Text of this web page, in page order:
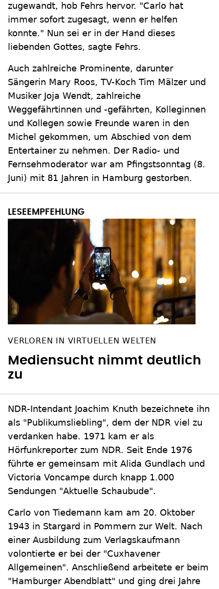
zugewandt, hob Fehrs hervor. "Carlo hat
immer sofort zugesagt, wenn er helfen
konnte." Nun sei er in der Hand dieses
liebenden Gottes, sagte Fehrs.
Auch zahlreiche Prominente, darunter
Sängerin Mary Roos, TV-Koch Tim Mälzer und
Musiker Joja Wendt, zahlreiche
Weggefährtinnen und -gefährten, Kolleginnen
und Kollegen sowie Freunde waren in den
Michel gekommen, um Abschied von dem
Entertainer zu nehmen. Der Radio- und
Fernsehmoderator war am Pfingstsonntag (8.
Juni) mit 81 Jahren in Hamburg gestorben.
VERLOREN IN VIRTUELLEN WELTEN
Mediensucht nimmt deutlich
zu
NDR-Intendant Joachim Knuth bezeichnete ihn
als "Publikumsliebling", dem der NDR viel zu
verdanken habe. 1971 kam er als
Hörfunkreporter zum NDR. Seit Ende 1976
führte er gemeinsam mit Alida Gundlach und
Victoria Voncampe durch knapp 1.000
Sendungen "Aktuelle Schaubude".
Carlo von Tiedemann kam am 20. Oktober
1943 in Stargard in Pommern zur Welt. Nach
einer Ausbildung zum Verlagskaufmann
volontierte er bei der "Cuxhavener
Allgemeinen". Anschließend arbeitete er beim
"Hamburger Abendblatt" und ging drei Jahre